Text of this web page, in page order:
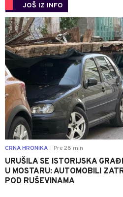
JOŠ IZ INFO
CRNA HRONIKA Pre 28 min
URUŠILA SE ISTORIJSKA
U MOSTARU: AUTOMOBILI
POD RUŠEVINAMA